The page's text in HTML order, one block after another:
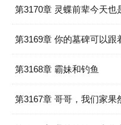
第3170章 灵蝶前辈今天也
第3169章 你的墓碑可以跟
第3168章 霸妹和钓鱼
第3167章 哥哥，我们家果